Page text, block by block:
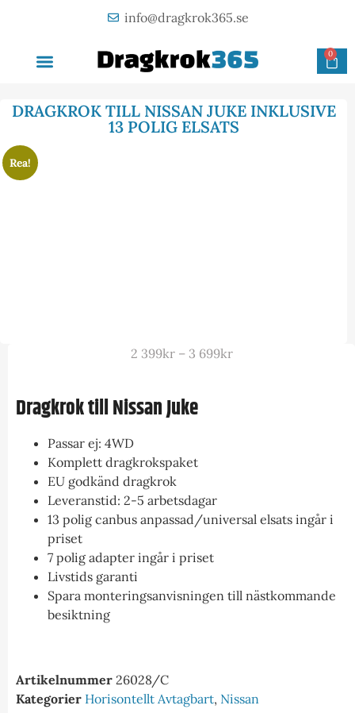
info@dragkrok365.se
0
DRAGKROK TILL NISSAN JUKE INKLUSIVE
13 POLIG ELSATS
Rea!
2 399kr – 3 699kr
Dragkrok till Nissan Juke
Passar ej: 4WD
Komplett dragkrokspaket
EU godkänd dragkrok
Leveranstid: 2-5 arbetsdagar
13 polig canbus anpassad/universal elsats ingår i
priset
7 polig adapter ingår i priset
Livstids garanti
Spara monteringsanvisningen till nästkommande
besiktning
Artikelnummer 26028/C
Kategorier Horisontellt Avtagbart, Nissan